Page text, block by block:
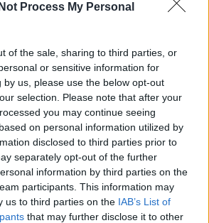
Process My Personal
of the sale, sharing to third parties, or
or sensitive information for
by us, please use the below opt-out
selection. Please note that after your
you may continue seeing
on personal information utilized by
disclosed to third parties prior to
separately opt-out of the further
information by third parties on the
participants. This information may
us to third parties on the IAB’s List of
that may further disclose it to other